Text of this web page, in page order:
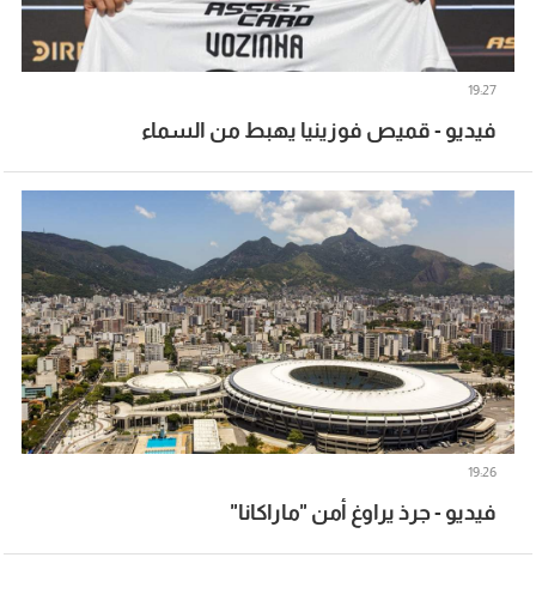
فيديو - قميص فوزينيا يهبط من السماء
19:27
فيديو - جرذ يراوغ أمن "ماراكانا"
19:26